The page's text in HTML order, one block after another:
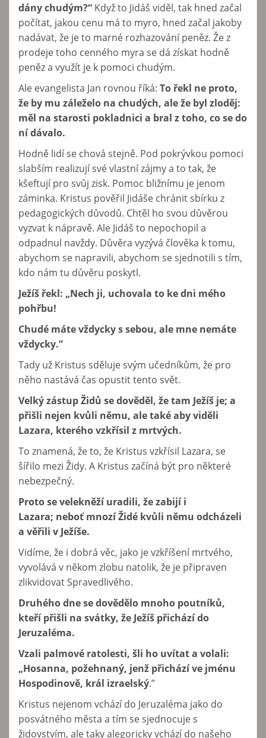
dány chudým?“ Když to Jidáš viděl, tak hned začal
počítat, jakou cenu má to myro, hned začal jakoby
nadávat, že je to marné rozhazování peněz. Že z
prodeje toho cenného myra se dá získat hodně
peněz a využít je k pomoci chudým.
Ale evangelista Jan rovnou říká: To řekl ne proto,
že by mu záleželo na chudých, ale že byl zloděj:
měl na starosti pokladnici a bral z toho, co se do
ní dávalo.
Hodně lidí se chová stejně. Pod pokrývkou pomoci
slabším realizují své vlastní zájmy a to tak, že
kšeftují pro svůj zisk. Pomoc bližnímu je jenom
záminka. Kristus pověřil Jidáše chránit sbírku z
pedagogických důvodů. Chtěl ho svou důvěrou
vyzvat k nápravě. Ale Jidáš to nepochopil a
odpadnul navždy. Důvěra vyzývá člověka k tomu,
abychom se napravili, abychom se sjednotili s tím,
kdo nám tu důvěru poskytl.
Ježíš řekl: „Nech ji, uchovala to ke dni mého
pohřbu!
Chudé máte vždycky s sebou, ale mne nemáte
vždycky.”
Tady už Kristus sděluje svým učedníkům, že pro
něho nastává čas opustit tento svět.
Velký zástup Židů se dověděl, že tam Ježíš je; a
přišli nejen kvůli němu, ale také aby viděli
Lazara, kterého vzkřísil z mrtvých.
To znamená, že to, že Kristus vzkřísil Lazara, se
šířilo mezi Židy. A Kristus začíná být pro některé
nebezpečný.
Proto se velekněží uradili, že zabijí i
Lazara; neboť mnozí Židé kvůli němu odcházeli
a věřili v Ježíše.
Vidíme, že i dobrá věc, jako je vzkříšení mrtvého,
vyvolává v někom zlobu natolik, že je připraven
zlikvidovat Spravedlivého.
Druhého dne se dovědělo mnoho poutníků,
kteří přišli na svátky, že Ježíš přichází do
Jeruzaléma.
Vzali palmové ratolesti, šli ho uvítat a volali:
„Hosanna, požehnaný, jenž přichází ve jménu
Hospodinově, král izraelský.”
Kristus nejenom vchází do Jeruzaléma jako do
posvátného města a tím se sjednocuje s
židovstvím, ale taky alegoricky vchází do našeho